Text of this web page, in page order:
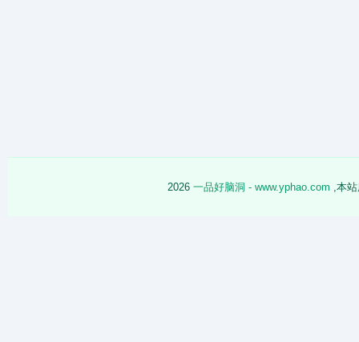
2026 一品好脑洞 - www.yphao.com ,本